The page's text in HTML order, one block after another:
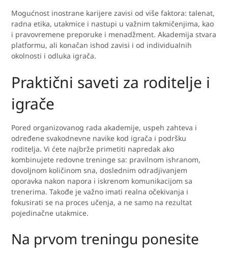
Mogućnost inostrane karijere zavisi od više faktora: talenat,
radna etika, utakmice i nastupi u važnim takmičenjima, kao
i pravovremene preporuke i menadžment. Akademija stvara
platformu, ali konačan ishod zavisi i od individualnih
okolnosti i odluka igrača.
Praktični saveti za roditelje i
igrače
Pored organizovanog rada akademije, uspeh zahteva i
određene svakodnevne navike kod igrača i podršku
roditelja. Vi ćete najbrže primetiti napredak ako
kombinujete redovne treninge sa: pravilnom ishranom,
dovoljnom količinom sna, doslednim odradjivanjem
oporavka nakon napora i iskrenom komunikacijom sa
trenerima. Takođe je važno imati realna očekivanja i
fokusirati se na proces učenja, a ne samo na rezultat
pojedinačne utakmice.
Na prvom treningu ponesite